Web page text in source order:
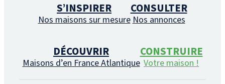
S’INSPIRER
Nos maisons sur mesure
CONSULTER
Nos annonces
DÉCOUVRIR
Maisons d’en France Atlantique
CONSTRUIRE
Votre maison !